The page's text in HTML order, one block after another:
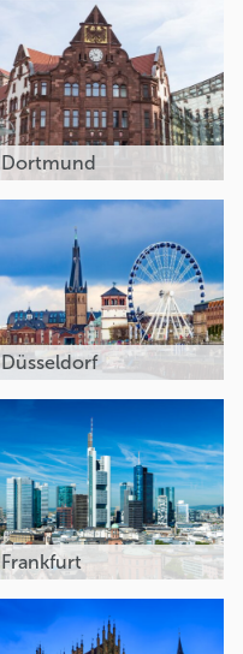
Dortmund
Düsseldorf
Frankfurt